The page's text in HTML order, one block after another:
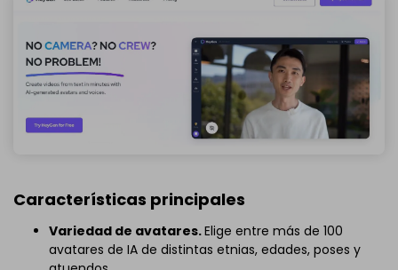
Características principales
Variedad de avatares.Elige entre más de 100
avatares de IA de distintas etnias, edades, poses y